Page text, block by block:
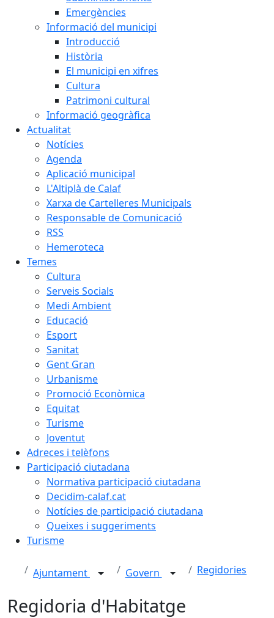
Emergències
Informació del municipi
Introducció
Història
El municipi en xifres
Cultura
Patrimoni cultural
Informació geogràfica
Actualitat
Notícies
Agenda
Aplicació municipal
L'Altiplà de Calaf
Xarxa de Cartelleres Municipals
Responsable de Comunicació
RSS
Hemeroteca
Temes
Cultura
Serveis Socials
Medi Ambient
Educació
Esport
Sanitat
Gent Gran
Urbanisme
Promoció Econòmica
Equitat
Turisme
Joventut
Adreces i telèfons
Participació ciutadana
Normativa participació ciutadana
Decidim-calaf.cat
Notícies de participació ciutadana
Queixes i suggeriments
Turisme
Ajuntament Govern Regidories
Regidoria d'Habitatge